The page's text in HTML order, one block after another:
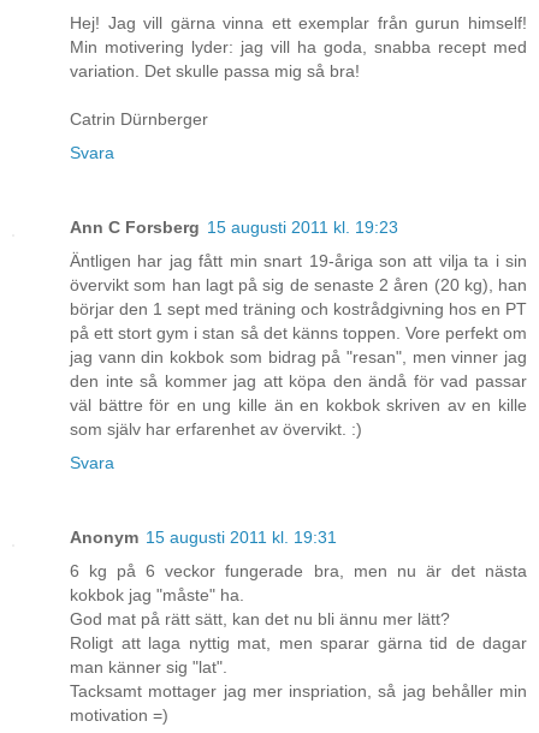
Hej! Jag vill gärna vinna ett exemplar från gurun himself!
Min motivering lyder: jag vill ha goda, snabba recept med
variation. Det skulle passa mig så bra!
Catrin Dürnberger
Svara
Ann C Forsberg 15 augusti 2011 kl. 19:23
Äntligen har jag fått min snart 19-åriga son att vilja ta i sin
övervikt som han lagt på sig de senaste 2 åren (20 kg), han
börjar den 1 sept med träning och kostrådgivning hos en PT
på ett stort gym i stan så det känns toppen. Vore perfekt om
jag vann din kokbok som bidrag på "resan", men vinner jag
den inte så kommer jag att köpa den ändå för vad passar
väl bättre för en ung kille än en kokbok skriven av en kille
som själv har erfarenhet av övervikt. :)
Svara
Anonym 15 augusti 2011 kl. 19:31
6 kg på 6 veckor fungerade bra, men nu är det nästa
kokbok jag "måste" ha.
God mat på rätt sätt, kan det nu bli ännu mer lätt?
Roligt att laga nyttig mat, men sparar gärna tid de dagar
man känner sig "lat".
Tacksamt mottager jag mer inspriation, så jag behåller min
motivation =)